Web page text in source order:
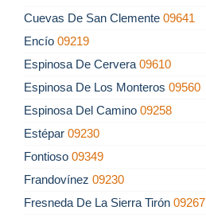
Cuevas De San Clemente 09641
Encío 09219
Espinosa De Cervera 09610
Espinosa De Los Monteros 09560
Espinosa Del Camino 09258
Estépar 09230
Fontioso 09349
Frandovínez 09230
Fresneda De La Sierra Tirón 09267